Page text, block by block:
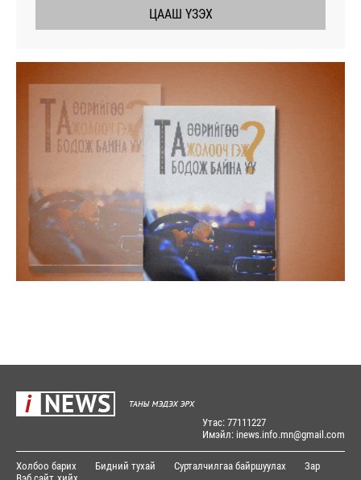
ЦААШ ҮЗЭХ
Утас: 77111227
Имэйл: inews.info.mn@gmail.com
Холбоо барих Бидний тухай Сурталчилгаа байршуулах
Зар